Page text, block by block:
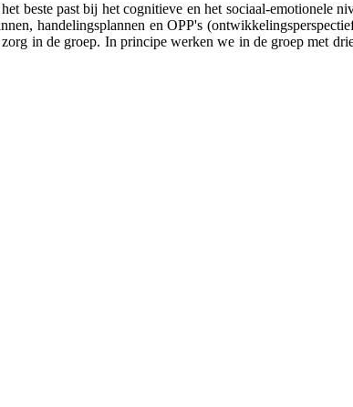
beste past bij het cognitieve en het sociaal-emotionele
handelingsplannen en OPP's
in de groep. In principe werken we in de groep met